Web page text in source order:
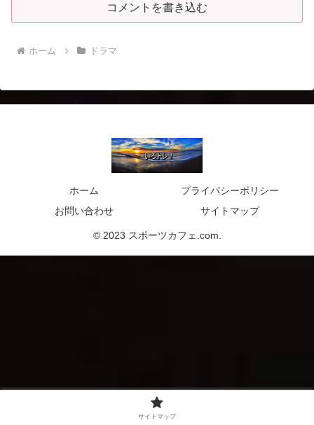
コメントを書き込む
ホーム ドラマ
ホーム
プライバシーポリシー
お問い合わせ
サイトマップ
© 2023 スポーツカフェ.com.
サイトマップ